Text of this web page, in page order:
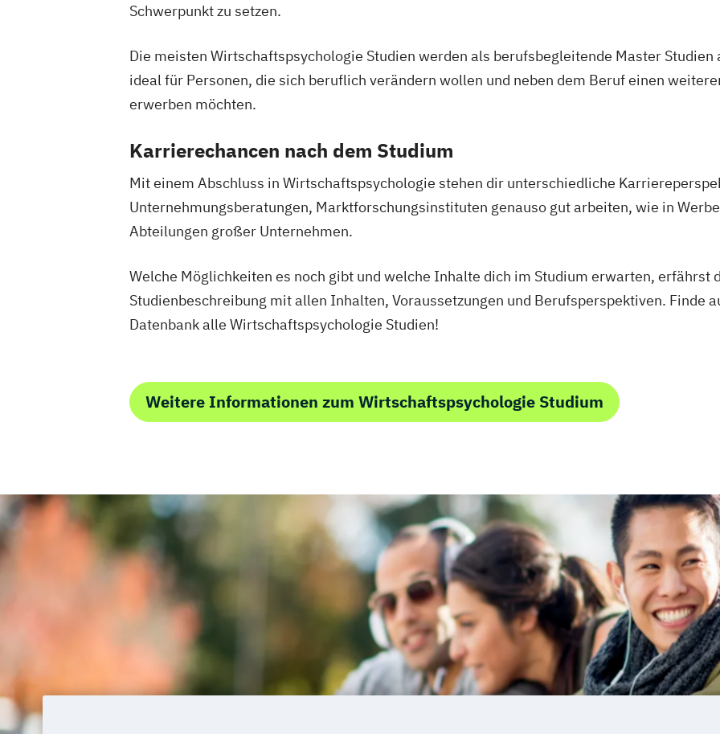
Schwerpunkt zu setzen.
Die meisten Wirtschaftspsychologie Studien werden als berufsbegleitende Master
ideal für Personen, die sich beruflich verändern wollen und neben dem Beruf einen
erwerben möchten.
Karrierechancen nach dem Studium
Mit einem Abschluss in Wirtschaftspsychologie stehen dir unterschiedliche
Unternehmungsberatungen, Marktforschungsinstituten genauso gut arbeiten, wie in
Abteilungen großer Unternehmen.
Welche Möglichkeiten es noch gibt und welche Inhalte dich im Studium erwarten, erfährst
Studienbeschreibung mit allen Inhalten, Voraussetzungen und Berufsperspektiven. Finde
Datenbank alle Wirtschaftspsychologie Studien!
Weitere Informationen zum Wirtschaftspsychologie Studium